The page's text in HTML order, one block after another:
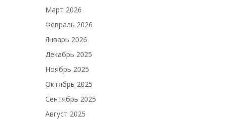
Март 2026
Февраль 2026
Январь 2026
Декабрь 2025
Ноябрь 2025
Октябрь 2025
Сентябрь 2025
Август 2025